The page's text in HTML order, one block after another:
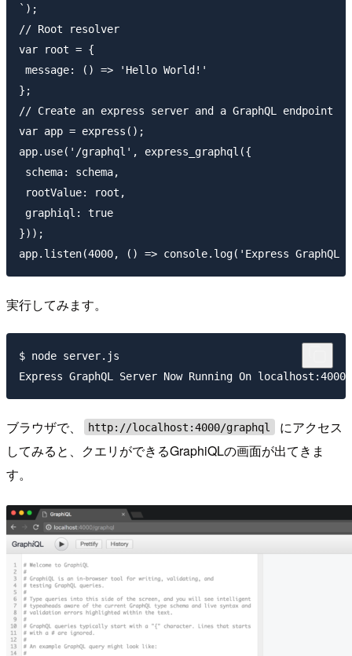
`);
// Root resolver
var root = {
message: () => 'Hello World!'
};
// Create an express server and a GraphQL endpoint
var app = express();
app.use('/graphql', express_graphql({
schema: schema,
rootValue: root,
graphiql: true
}));
実行してみます。
$ node server.js
ブラウザで、 http://localhost:4000/graphql
にアクセス
してみると、クエリができるGraphiQLの画面が出てきま
す。